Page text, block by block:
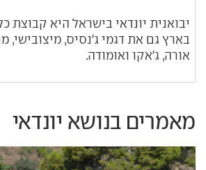
יבואנית יונדאי בישראל היא קבוצת
בארץ גם את דגמי ג'נסיס, מיצובישי,
אורה, ג'אקו ואומודה.
מאמרים בנושא יונדאי